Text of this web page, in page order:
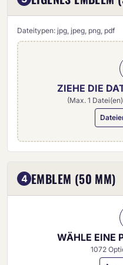
Dateitypen: jpg, jpeg, png, pdf
ZIEHE DIE
(Max. 1
4 EMBLEM (50 MM)
WÄHLE EINE
1072